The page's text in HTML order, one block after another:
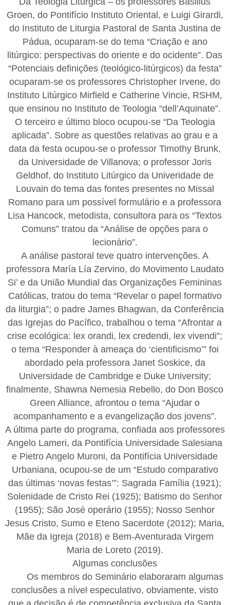
Groen, do Pontifício Instituto Oriental, e Luigi Girardi,
do Instituto de Liturgia Pastoral de Santa Justina de
Pádua, ocuparam-se do tema “Criação e ano
litúrgico: perspectivas do oriente e do ocidente”. Das
“Potenciais definições (teológico-litúrgicos) da festa”
ocuparam-se os professores Christopher Irvene, do
Instituto Litúrgico Mirfield e Catherine Vincie, RSHM,
que ensinou no Instituto de Teologia “dell’Aquinate”.
O terceiro e último bloco ocupou-se “Da Teologia
aplicada”. Sobre as questões relativas ao grau e a
data da festa ocupou-se o professor Timothy Brunk,
da Universidade de Villanova; o professor Joris
Geldhof, do Instituto Litúrgico da Univeridade de
Louvain do tema das fontes presentes no Missal
Romano para um possível formulário e a professora
Lisa Hancock, metodista, consultora para os “Textos
Comuns” tratou da “Análise de opções para o
lecionário”.
A análise pastoral teve quatro intervenções. A
professora María Lía Zervino, do Movimento Laudato
Si’ e da União Mundial das Organizações Femininas
Católicas, tratou do tema “Revelar o papel formativo
da liturgia”; o padre James Bhagwan, da Conferência
das Igrejas do Pacífico, trabalhou o tema “Afrontar a
crise ecológica: lex orandi, lex credendi, lex vivendi”;
o tema “Responder à ameaça do ‘cientificismo’” foi
abordado pela professora Janet Soskice, da
Universidade de Cambridge e Duke University;
finalmente, Shawna Nemesia Rebello, do Don Bosco
Green Alliance, afrontou o tema “Ajudar o
acompanhamento e a evangelização dos jovens”.
A última parte do programa, confiada aos professores
Angelo Lameri, da Pontifícia Universidade Salesiana
e Pietro Angelo Muroni, da Pontifícia Universidade
Urbaniana, ocupou-se de um “Estudo comparativo
das últimas ‘novas festas’”: Sagrada Família (1921);
Solenidade de Cristo Rei (1925); Batismo do Senhor
(1955); São José operário (1955); Nosso Senhor
Jesus Cristo, Sumo e Eteno Sacerdote (2012); Maria,
Mãe da Igreja (2018) e Bem-Aventurada Virgem
Maria de Loreto (2019).
Algumas conclusões
Os membros do Seminário elaboraram algumas
conclusões a nível especulativo, obviamente, visto